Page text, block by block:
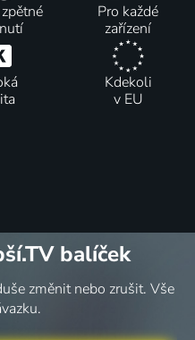
Les as de
la jungle a
la
rescousse
Špunti na
vodě
2017 | Česká republika | Komedie, Rodinný
Pro každé
zařízení
Kdekoli
v EU
balíček
změnit nebo zrušit. Vše